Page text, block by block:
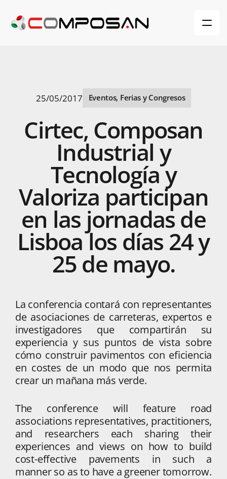
25/05/2017 Eventos, Ferias y Congresos
Cirtec, Composan
Industrial y
Tecnologíay
Valoriza participan
en las jornadasde
Lisboalos días 24y
25de mayo.
La conferencia contará con representantes
de asociaciones de carreteras, expertos e
investigadores que compartirán su
experiencia y sus puntos de vista sobre
cómo construir pavimentos con eficiencia
en costes de un modo que nos permita
crear un mañana más verde.
The conference will feature road
associations representatives, practitioners,
and researchers each sharing their
experiences and views on how to build
cost-effective pavements in such a
manner so as to have a greener tomorrow.